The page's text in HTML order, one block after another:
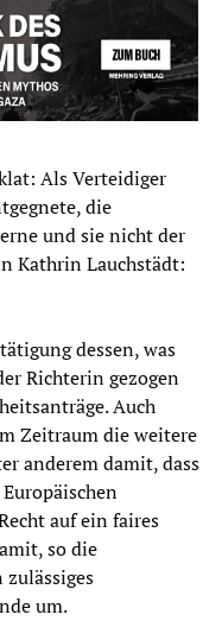
Als Verteidiger
die
und sie nicht der
Kathrin Lauchstädt:
dessen, was
Richterin gezogen
Auch
Zeitraum die weitere
anderem damit, dass
auf ein faires
so die
um.